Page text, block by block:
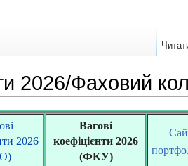
2026/Фаховий
2026
Вагові
коефіцієнти 2026
(ФКУ)